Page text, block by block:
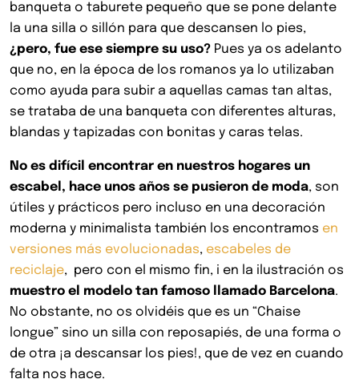
banqueta o taburete pequeño que se pone delante
la una silla o sillón para que descansen lo pies,
¿pero, fue ese siempre su uso? Pues ya os adelanto
que no, en la época de los romanos ya lo utilizaban
como ayuda para subir a aquellas camas tan altas,
se trataba de una banqueta con diferentes alturas,
blandas y tapizadas con bonitas y caras telas.
No es difícil encontrar en nuestros hogares un
escabel, hace unos años se pusieron de moda, son
útiles y prácticos pero incluso en una decoración
moderna y minimalista también los encontramos en
versiones más evolucionadas, escabeles de
reciclaje, pero con el mismo fin, i en la ilustración os
muestro el modelo tan famoso llamado Barcelona.
No obstante, no os olvidéis que es un “Chaise
longue” sino un silla con reposapiés, de una forma o
de otra ¡a descansar los pies!, que de vez en cuando
falta nos hace.